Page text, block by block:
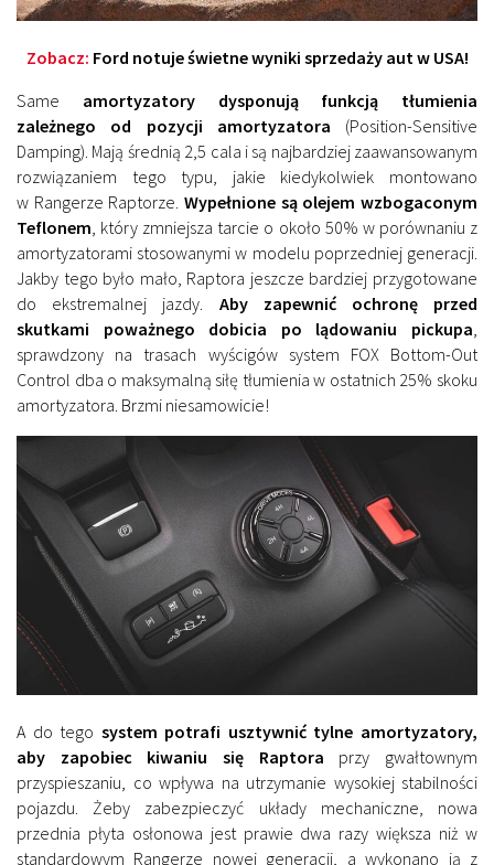
Zobacz: Ford notuje świetne wyniki sprzedaży aut w USA!
Same amortyzatory dysponują funkcją tłumienia
zależnego od pozycji amortyzatora (Position-Sensitive
Damping). Mają średnią 2,5 cala i są najbardziej zaawansowanym
rozwiązaniem tego typu, jakie kiedykolwiek montowano
w Rangerze Raptorze. Wypełnione są olejem wzbogaconym
Teflonem, który zmniejsza tarcie o około 50% w porównaniu z
amortyzatorami stosowanymi w modelu poprzedniej generacji.
Jakby tego było mało, Raptora jeszcze bardziej przygotowane
do ekstremalnej jazdy. Aby zapewnić ochronę przed
skutkami poważnego dobicia po lądowaniu pickupa,
sprawdzony na trasach wyścigów system FOX Bottom-Out
Control dba o maksymalną siłę tłumienia w ostatnich 25% skoku
amortyzatora. Brzmi niesamowicie!
A do tego system potrafi usztywnić tylne amortyzatory,
aby zapobiec kiwaniu się Raptora przy gwałtownym
przyspieszaniu, co wpływa na utrzymanie wysokiej stabilności
pojazdu. Żeby zabezpieczyć układy mechaniczne, nowa
przednia płyta osłonowa jest prawie dwa razy większa niż w
standardowym Rangerze nowej generacji, a wykonano ją z